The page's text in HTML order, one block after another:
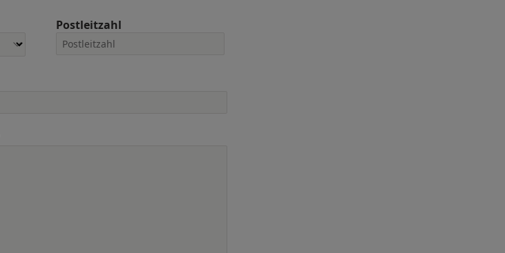
Postleitzahl